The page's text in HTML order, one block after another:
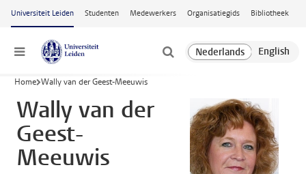
Ga naar hoofdinhoud
Universiteit Leiden Studenten Medewerkers Organisatiegids Bibliotheek
Menu
Home Wally van der Geest-Meeuwis
Wally van der
Geest-
Meeuwis